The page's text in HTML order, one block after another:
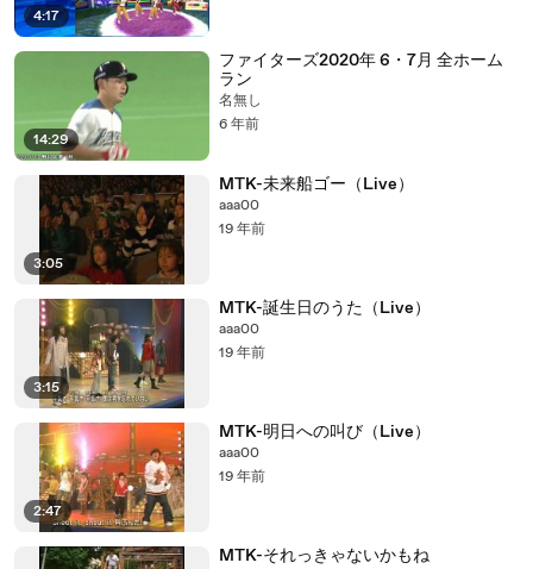
4:17
14:29
ファイターズ2020年 6・7月 全ホーム
ラン
名無し
6 年前
3:05
MTK-未来船ゴー（Live）
aaa00
19 年前
3:15
MTK-誕生日のうた（Live）
aaa00
19 年前
2:47
MTK-明日への叫び（Live）
aaa00
19 年前
MTK-それっきゃないかもね